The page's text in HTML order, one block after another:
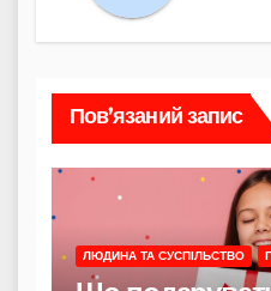
Пов’язаний запис
ЛЮДИНА ТА СУСПІЛЬСТВО